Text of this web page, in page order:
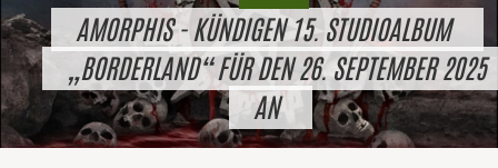
AMORPHIS - KÜNDIGEN 15. STUDIOALBUM
„BORDERLAND“ FÜR DEN 26. SEPTEMBER 2025
AN